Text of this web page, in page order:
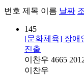
번호 제목 이름 날짜
145
[문화체육] 장애
진출
이찬우 4665
이찬우